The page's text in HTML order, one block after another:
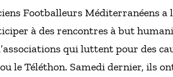
Footballeurs Méditerranéens
à des rencontres à but
qui luttent pour des
le Téléthon. Samedi dernier, ils